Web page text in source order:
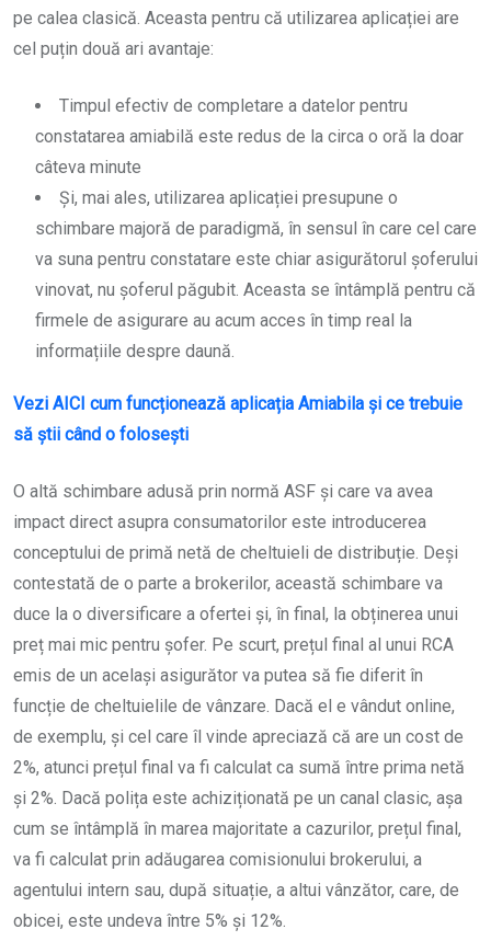
pe calea clasică. Aceasta pentru că utilizarea aplicației are
cel puțin două ari avantaje:
Timpul efectiv de completare a datelor pentru
constatarea amiabilă este redus de la circa o oră la doar
câteva minute
Și, mai ales, utilizarea aplicației presupune o
schimbare majoră de paradigmă, în sensul în care cel care
va suna pentru constatare este chiar asigurătorul șoferului
vinovat, nu șoferul păgubit. Aceasta se întâmplă pentru că
firmele de asigurare au acum acces în timp real la
informațiile despre daună.
Vezi AICI cum funcționează aplicația Amiabila și ce trebuie
să știi când o folosești
O altă schimbare adusă prin normă ASF și care va avea
impact direct asupra consumatorilor este introducerea
conceptului de primă netă de cheltuieli de distribuție. Deși
contestată de o parte a brokerilor, această schimbare va
duce la o diversificare a ofertei și, în final, la obținerea unui
preț mai mic pentru șofer. Pe scurt, prețul final al unui RCA
emis de un același asigurător va putea să fie diferit în
funcție de cheltuielile de vânzare. Dacă el e vândut online,
de exemplu, și cel care îl vinde apreciază că are un cost de
2%, atunci prețul final va fi calculat ca sumă între prima netă
și 2%. Dacă polița este achiziționată pe un canal clasic, așa
cum se întâmplă în marea majoritate a cazurilor, prețul final,
va fi calculat prin adăugarea comisionului brokerului, a
agentului intern sau, după situație, a altui vânzător, care, de
obicei, este undeva între 5% și 12%.